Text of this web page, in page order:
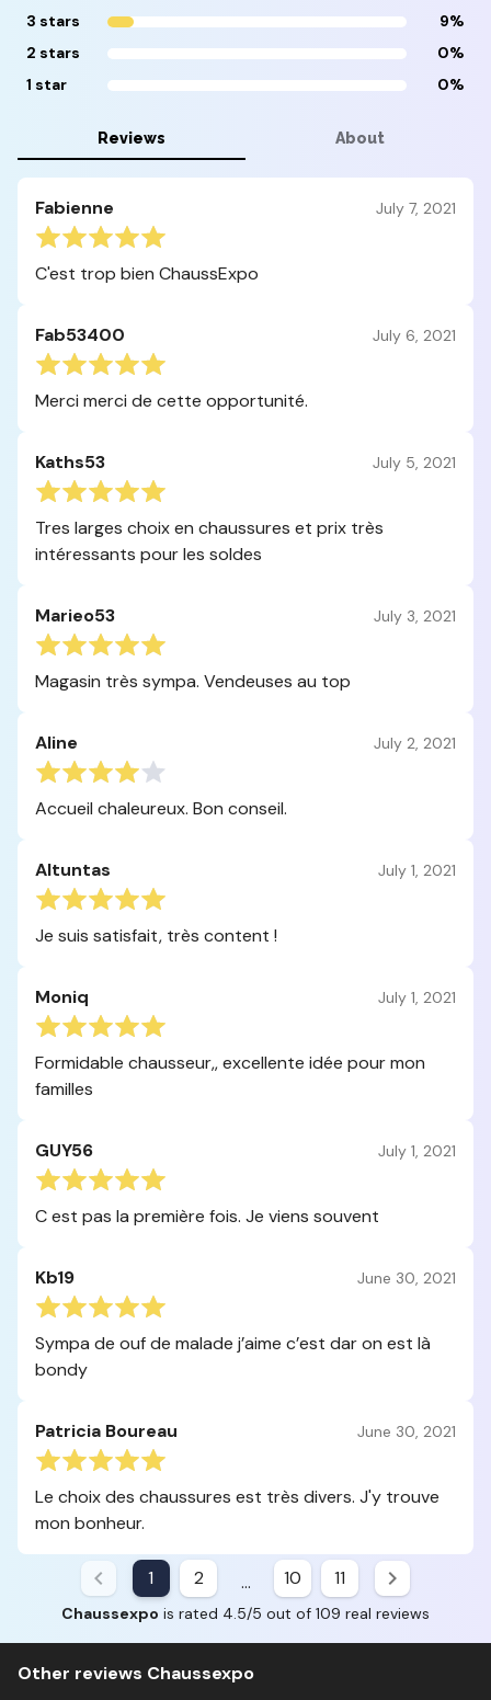
3 stars
9%
2 stars
0%
1 star
0%
Reviews About
Fabienne July 7, 2021
C'est trop bien ChaussExpo
Fab53400 July 6, 2021
Merci merci de cette opportunité.
Kaths53 July 5, 2021
Tres larges choix en chaussures et prix très
intéressants pour les soldes
Marieo53 July 3, 2021
Magasin très sympa. Vendeuses au top
Aline July 2, 2021
Accueil chaleureux. Bon conseil.
Altuntas July 1, 2021
Je suis satisfait, très content !
Moniq July 1, 2021
Formidable chausseur,, excellente idée pour mon
familles
GUY56 July 1, 2021
C est pas la première fois. Je viens souvent
Kb19 June 30, 2021
Sympa de ouf de malade j’aime c’est dar on est là
bondy
Patricia Boureau June 30, 2021
Le choix des chaussures est très divers. J'y trouve
mon bonheur.
1 2 ... 10 11
Chaussexpo is rated 4.5/5 out of 109 real reviews
Other reviews Chaussexpo